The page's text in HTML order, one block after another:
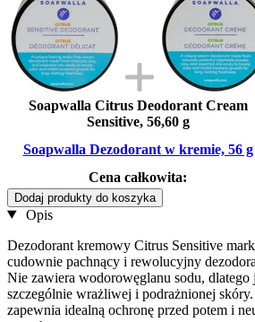
Soapwalla Citrus Deodorant Cream
Sensitive, 56,60 g
Soapwalla Dezodorant w kremie, 56 g
Cena całkowita:
Dodaj produkty do koszyka
Opis
Dezodorant kremowy Citrus Sensitive
cudownie pachnący i rewolucyjny
Nie zawiera wodorowęglanu sodu, dlatego
szczególnie wrażliwej i podrażnionej
zapewnia idealną ochronę przed potem i